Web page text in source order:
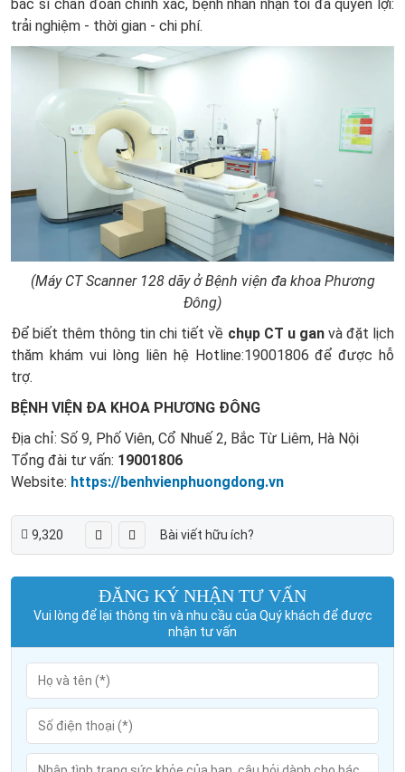
bác sĩ chẩn đoán chính xác, bệnh nhân nhận tối đa quyền lợi:
trải nghiệm - thời gian - chi phí.
(Máy CT Scanner 128 dãy ở Bệnh viện đa khoa Phương
Đông)
Để biết thêm thông tin chi tiết về chụp CT u ganvà đặt lịch
thăm khám vui lòng liên hệ Hotline:19001806 để được hỗ
trợ.
BỆNH VIỆN ĐA KHOA PHƯƠNG ĐÔNG
Địa chỉ: Số 9, Phố Viên, Cổ Nhuế 2, Bắc Từ Liêm, Hà Nội
Tổng đài tư vấn: 19001806
Website: https://benhvienphuongdong.vn
9,320 Bài viết hữu ích?
ĐĂNG KÝ NHẬN TƯ VẤN
Vui lòng để lại thông tin và nhu cầu của Quý khách để được
nhận tư vấn